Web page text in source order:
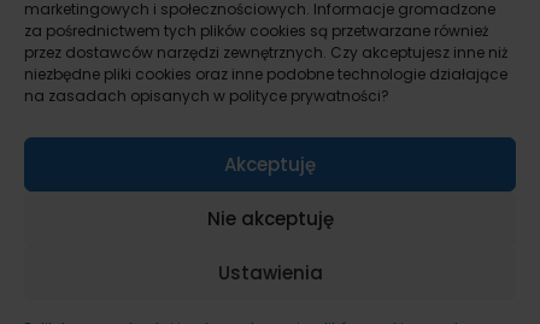
marketingowych i społecznościowych. Informacje gromadzone
za pośrednictwem tych plików cookies są przetwarzane również
przez dostawców narzędzi zewnętrznych. Czy akceptujesz inne niż
niezbędne pliki cookies oraz inne podobne technologie działające
na zasadach opisanych w polityce prywatności?
Akceptuję
Nie akceptuję
Ustawienia
Flipy dla startujących
Inwestowanie w nieruchomości prywatnie
Inwestowanie w nieruchomości jako firma
Pakiety inwestycyjne
Bez kategorii
Check listy kontrolne i formularze
Umowy i protokoły
Kalkulatory inwestycyjne flipa
Ebooki i poradniki